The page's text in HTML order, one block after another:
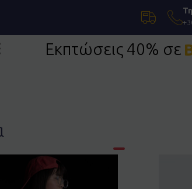
Εκπτώσεις 40% σε